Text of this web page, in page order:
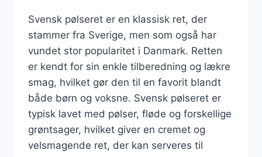
Svensk pølseret er en klassisk ret, der
stammer fra Sverige, men som også har
vundet stor popularitet i Danmark. Retten
er kendt for sin enkle tilberedning og lækre
smag, hvilket gør den til en favorit blandt
både børn og voksne. Svensk pølseret er
typisk lavet med pølser, fløde og forskellige
grøntsager, hvilket giver en cremet og
velsmagende ret, der kan serveres til